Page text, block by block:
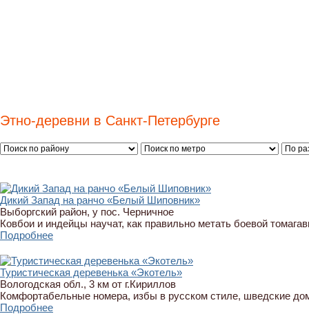
Этно-деревни в Санкт-Петербурге
Дикий Запад на ранчо «Белый Шиповник»
Выборгский район, у пос. Черничное
Ковбои и индейцы научат, как правильно метать боевой
Подробнее
Туристическая деревенька «Экотель»
Вологодская обл., 3 км от г.Кириллов
Комфортабельные номера, избы в русском стиле, шведские
Подробнее